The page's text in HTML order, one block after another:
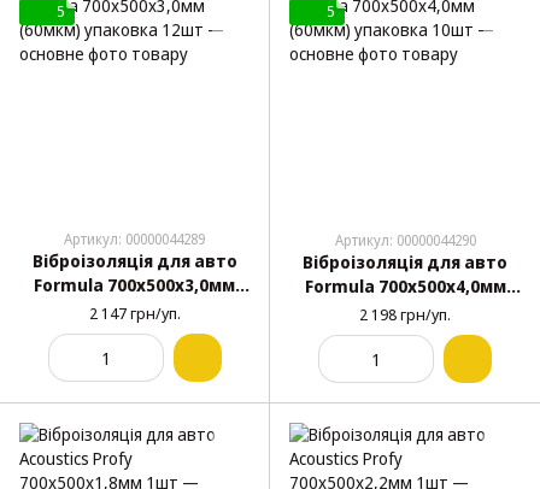
5
Артикул: 00000044289
Віброізоляція для авто
Formula 700х500х3,0мм
(60мкм) упаковка 12шт
2 147 грн/уп.
5
Артикул: 00000044290
Віброізоляція для авто
Formula 700х500х4,0мм
(60мкм) упаковка 10шт
2 198 грн/уп.